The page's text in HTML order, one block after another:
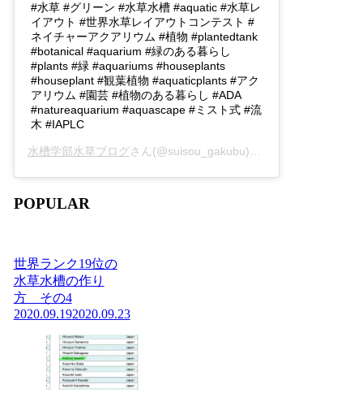
#水草 #グリーン #水草水槽 #aquatic #水草レ
イアウト #世界水草レイアウトコンテスト #
ネイチャーアクアリウム #植物 #plantedtank
#botanical #aquarium #緑のある暮らし
#plants #緑 #aquariums #houseplants
#houseplant #観葉植物 #aquaticplants #アク
アリウム #園芸 #植物のある暮らし #ADA
#natureaquarium #aquascape #ミスト式 #流
木 #IAPLC
水槽学部水草ブログさん(@suisou_gakubu)がシェアした投稿 -
POPULAR
世界ランク19位の
水草水槽の作り
方 その4
2020.09.192020.09.23